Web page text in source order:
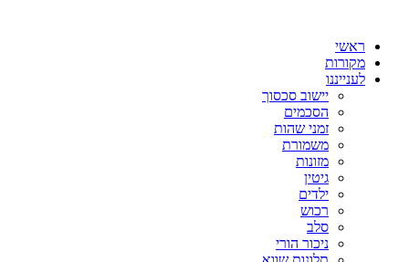
ראשי
מקורות
לענייננו
יישוב סכסוך
הסכמים
זמני שהות
משמורת
מזונות
גיטין
ילדים
רכוש
סלב
ניכור הורי